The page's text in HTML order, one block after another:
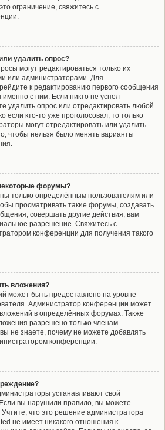
ограничение, свяжитесь с
удалить опрос?
могут редактироваться только их
или администраторами. Для
к редактированию первого сообщения
именно с ним. Если никто не успел
удалить опрос или отредактировать любой
если кто-то уже проголосовал, то только
могут отредактировать или удалить
чтобы нельзя было менять варианты
форумы?
только определённым пользователям или
просматривать такие форумы, создавать
совершать другие действия, вам
разрешение. Свяжитесь с
конференции для получения такого
вложения?
может быть предоставлено на уровне
Администратор конференции может
в определённых форумах. Также
разрешено только членам
не знаете, почему не можете добавлять
конференции.
устанавливают свой
вы нарушили правило, вы можете
что это решение администратора
не имеет никакого отношения к